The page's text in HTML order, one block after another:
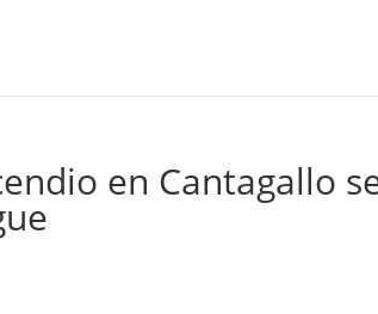
en Cantagallo